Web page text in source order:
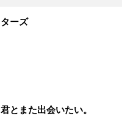
ーズ
とまた出会いたい。